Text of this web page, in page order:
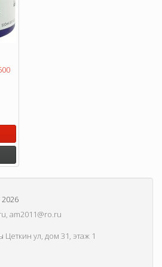
2026
am2011@ro.ru
Цеткин ул, дом 31, этаж 1